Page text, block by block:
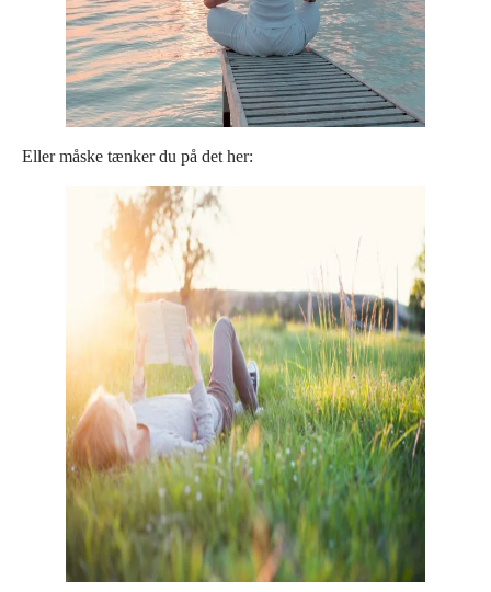
Eller måske tænker du på det her: